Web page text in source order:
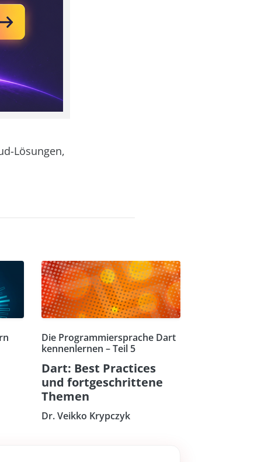
Lösungen,
Die Programmiersprache Dart
kennenlernen – Teil 5
Dart: Best Practices
und fortgeschrittene
Themen
Dr. Veikko Krypczyk